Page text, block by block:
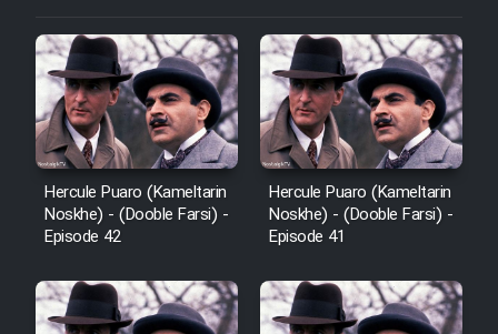
Film Avar
Film Behtarin Tabestan Man
Film Mard Aftabi
Film Salam be Entezar
Hercule Puaro (Kameltarin
Noskhe) - (Dooble Farsi) -
Episode 42
Hercule Puaro (Kameltarin
Noskhe) - (Dooble Farsi) -
Episode 41